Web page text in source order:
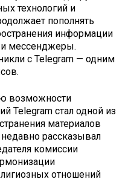
технологий и
пополнять
информации
и мессенджеры.
с Telegram — одним
возможности
Telegram стал одной из
материалов
недавно рассказывал
комиссии
отношений